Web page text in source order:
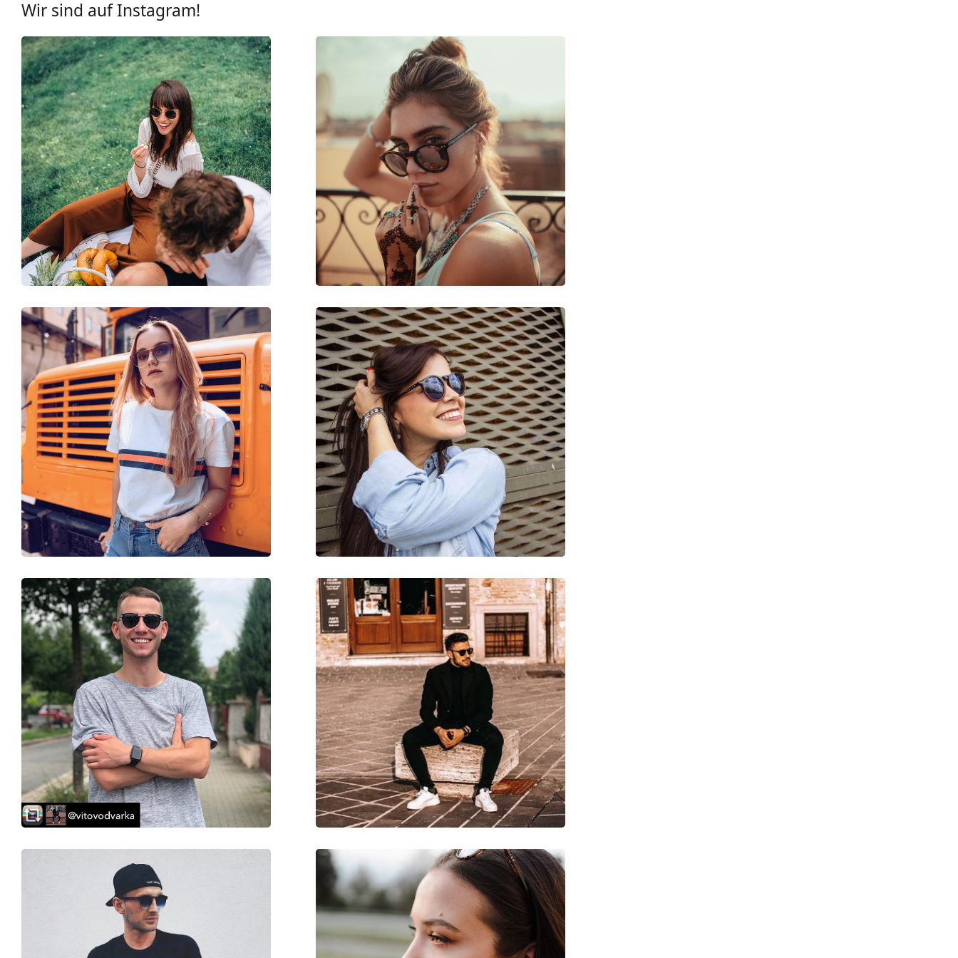
Brillenfassungen
Rahmenform:
Rechteckig
Farbe der Fassung:
grau
Material der Fassung:
Kunststoff
Größe:
M
Brillenbreite:
133 mm
Bügellänge:
140 mm
Stegbreite:
17 mm
Gewicht:
100 g
Verstellbare Nasenpads:
Nein
Federscharnier:
Nein
Accessories
Reinigungstuch:
Weiteres
Sex:
Unisex
Kategorie:
Sonnenbrillen
Marke:
Meller
Verwendung:
Mode
Code:
Kessie Stone Olive
Mit Stärke verfügbar :
Nein
Wir sind auf Instagram!